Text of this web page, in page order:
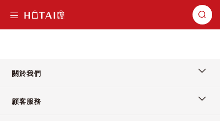
關於我們
顧客服務